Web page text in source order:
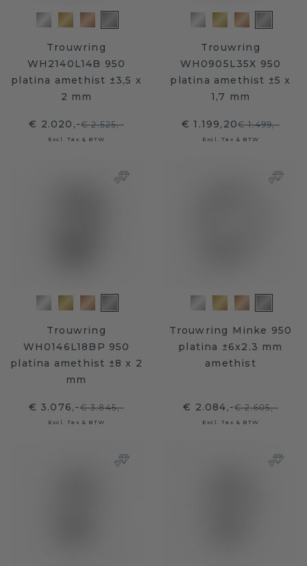
Trouwring
WH2140L14B 950
platina amethist ±3,5 x
2 mm
€ 2.020,-€ 2.525,-
Excl. Tax & BTW
Trouwring
WH0905L35X 950
platina amethist ±5 x
1,7 mm
€ 1.199,20€ 1.499,-
Excl. Tax & BTW
Trouwring
WH0146L18BP 950
platina amethist ±8 x 2
mm
€ 3.076,-€ 3.845,-
Excl. Tax & BTW
Trouwring Minke 950
platina ±6x2.3 mm
amethist
€ 2.084,-€ 2.605,-
Excl. Tax & BTW